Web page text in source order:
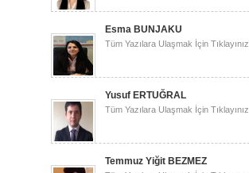
Esma BUNJAKU
Tüm Yazılara Ulaşmak İçin Tıklayınız.
Yusuf ERTUĞRAL
Tüm Yazılara Ulaşmak İçin Tıklayınız.
Temmuz Yiğit BEZMEZ